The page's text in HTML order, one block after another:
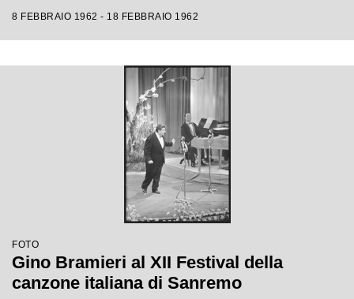
8 FEBBRAIO 1962 - 18 FEBBRAIO 1962
FOTO
Gino Bramieri al XII Festival della
canzone italiana di Sanremo